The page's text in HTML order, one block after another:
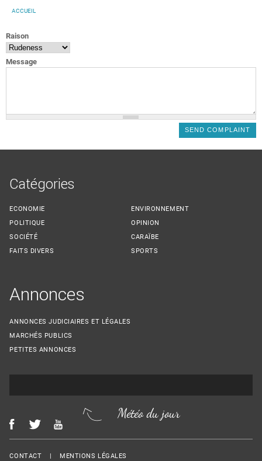
ACCUEIL
Raison
Message
Catégories
ECONOMIE
POLITIQUE
SOCIÉTÉ
FAITS DIVERS
ENVIRONNEMENT
OPINION
CARAÏBE
SPORTS
Annonces
ANNONCES JUDICIAIRES ET LÉGALES
MARCHÉS PUBLICS
PETITES ANNONCES
Météo du jour
Menu Footer
CONTACT MENTIONS LÉGALES